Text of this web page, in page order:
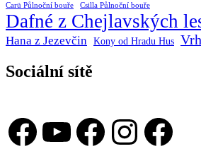
Carü Půlnoční bouře Csilla Půlnoční bouře
Dafné z Chejlavských
Hana z Jezevčin Kony od Hradu Hus
Sociální sítě
Facebook
YouTube
Facebook